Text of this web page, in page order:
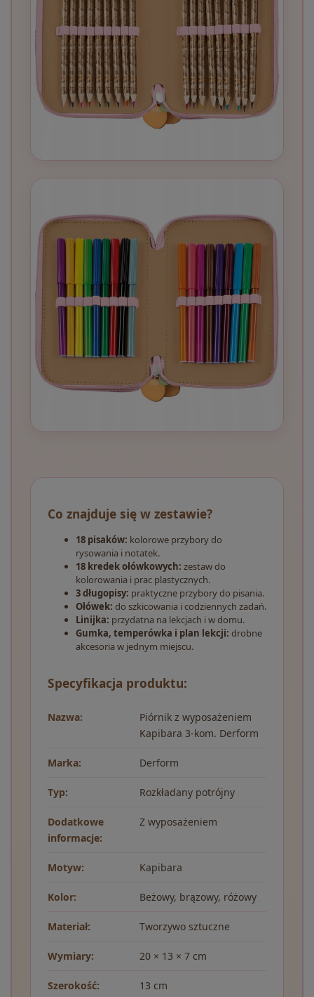
Co znajduje się w zestawie?
18 pisaków: kolorowe przybory do
rysowania i notatek.
18 kredek ołówkowych: zestaw do
kolorowania i prac plastycznych.
3 długopisy: praktyczne przybory do pisania.
Ołówek: do szkicowania i codziennych zadań.
Linijka: przydatna na lekcjach i w domu.
Gumka, temperówka i plan lekcji: drobne
akcesoria w jednym miejscu.
Specyfikacja produktu:
Nazwa:
Piórnik z wyposażeniem
Kapibara 3-kom. Derform
Marka: Derform
Typ: Rozkładany potrójny
Dodatkowe
informacje:
Z wyposażeniem
Motyw: Kapibara
Kolor: Beżowy, brązowy, różowy
Materiał: Tworzywo sztuczne
Wymiary: 20 × 13 × 7 cm
Szerokość: 13 cm